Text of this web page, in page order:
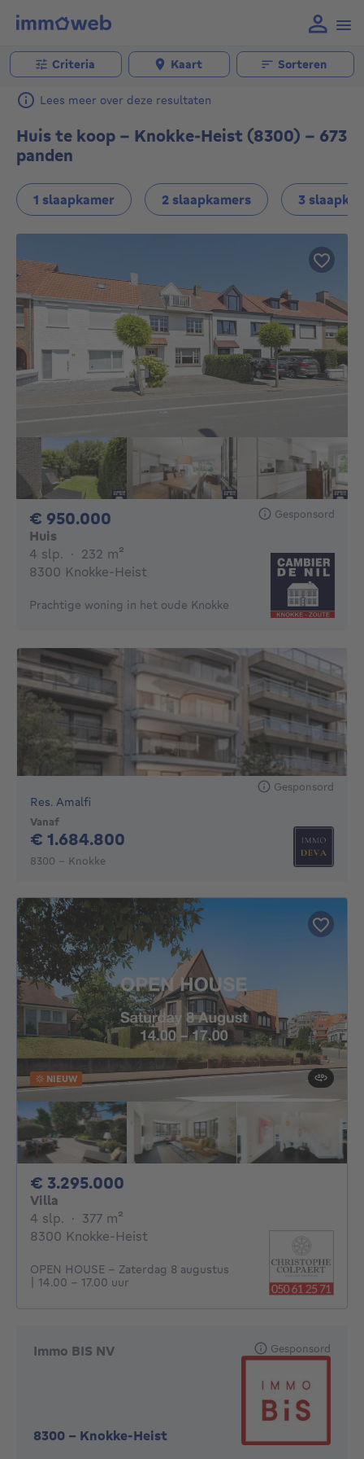
Criteria Kaart Sorteren
Lees meer over deze resultaten
Huis te koop - Knokke-Heist (8300) - 673
panden
1 slaapkamer 2 slaapkamers 3
€ 950.000 Gesponsord
Huis
4 slp. 4 slaapkamers
· 232 m²
8300 Knokke-Heist
Prachtige woning in het oude Knokke
Gesponsord
Res. Amalfi
Vanaf
€ 1.684.800
8300 - Knokke
NIEUW
€ 3.295.000
Villa
4 slp. 4 slaapkamers
· 377 m²
8300 Knokke-Heist
OPEN HOUSE - Zaterdag 8 augustus
| 14.00 – 17.00 uur
Immo BIS NV
8300 - Knokke-Heist
Gesponsord